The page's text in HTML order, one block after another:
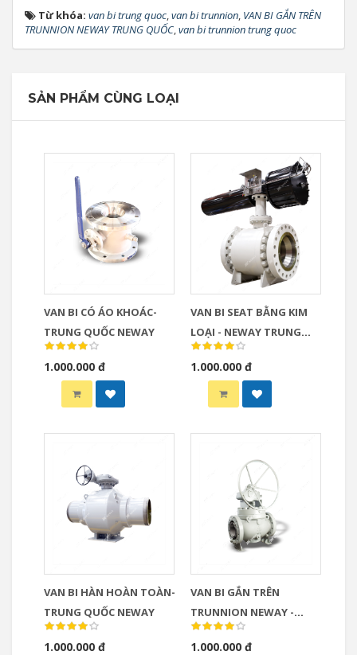
Từ khóa: van bi trung quoc,van bi trunnion, VAN BI GẮN TRÊN
TRUNNION NEWAY TRUNG QUỐC,van bi trunnion trung quoc
SẢN PHẨM CÙNG LOẠI
VAN BI CÓ ÁO KHOÁC-
TRUNG QUỐC NEWAY
1.000.000 đ
VAN BI SEAT BẰNG KIM
LOẠI - NEWAY TRUNG
QUỐC
1.000.000 đ
VAN BI HÀN HOÀN TOÀN-
TRUNG QUỐC NEWAY
1.000.000 đ
VAN BI GẮN TRÊN
TRUNNION NEWAY -
TRUNG QUỐC
1.000.000 đ